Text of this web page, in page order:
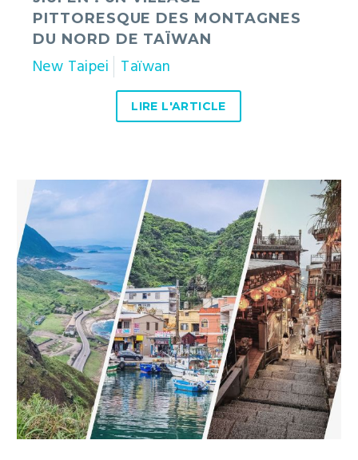
PITTORESQUE DES MONTAGNES
DU NORD DE TAÏWAN
New Taipei Taïwan
LIRE L'ARTICLE
Explorer
la
côte
nord
de
Taïwan
:
roadtrip
et
ruelles
de
Jiufen